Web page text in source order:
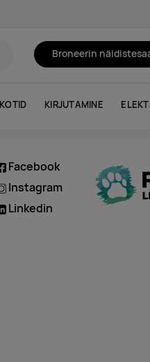
Broneerin
KOTID KIRJUTAMINE
Facebook
Instagram
Linkedin